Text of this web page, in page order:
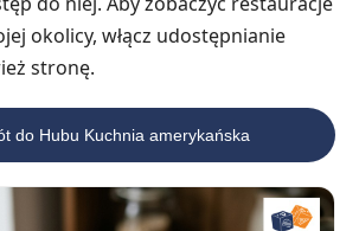
okolicy, włącz udostępnianie
stronę.
do Hubu Kuchnia amerykańska